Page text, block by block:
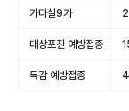
가다실9가
대상포진 예방접종
독감 예방접종